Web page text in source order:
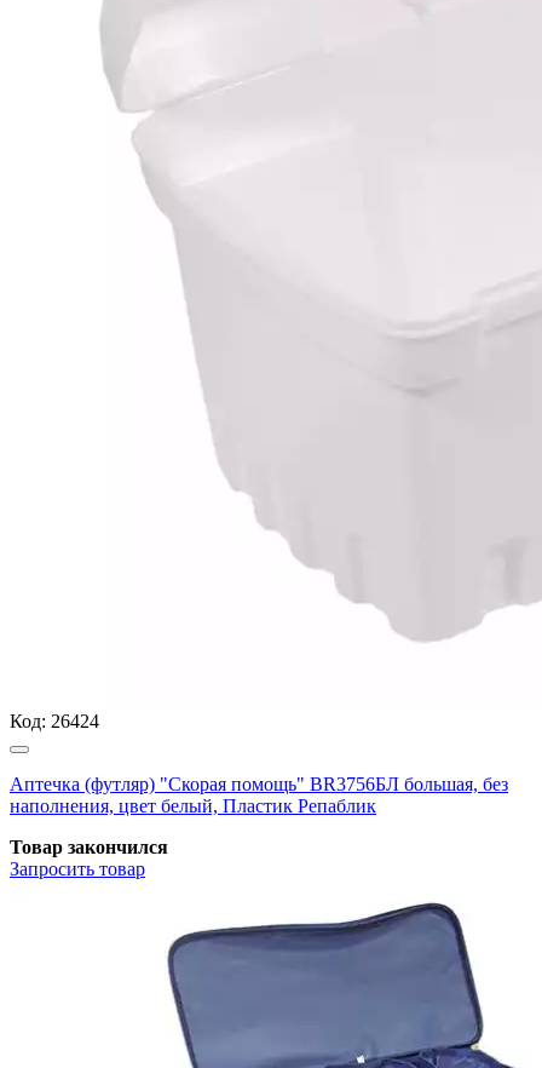
Код: 26424
Аптечка (футляр) "Скорая помощь" BR3756БЛ большая, без
наполнения, цвет белый, Пластик Репаблик
Товар закончился
Запросить товар